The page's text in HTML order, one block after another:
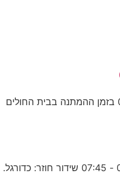
כמו שאני - פרק 124 06:00 - 06:45 בזמן ההמתנה בבית החולים